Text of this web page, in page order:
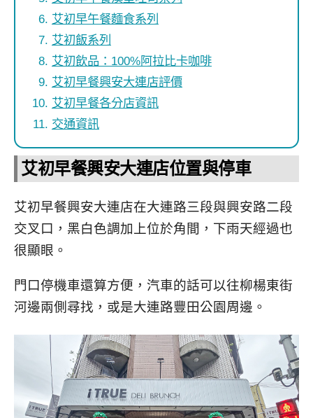
艾初早午餐麵食系列
艾初飯系列
艾初飲品：100%阿拉比卡咖啡
艾初早餐興安大連店評價
艾初早餐各分店資訊
交通資訊
艾初早餐興安大連店位置與停車
艾初早餐興安大連店在大連路三段與興安路二段
交叉口，黑白色調加上位於角間，下雨天經過也
很顯眼。
門口停機車還算方便，汽車的話可以往柳楊東街
河邊兩側尋找，或是大連路豐田公園周邊。